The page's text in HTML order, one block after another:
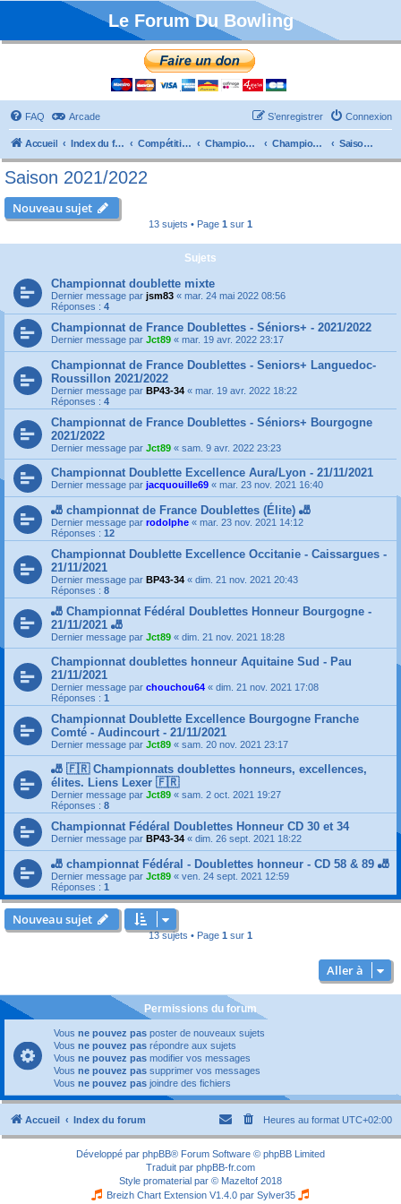
Le Forum Du Bowling
FAQ Arcade Connexion
S’enregistrer
Accueil Index du forum Compétitions Championnats de France Championnat Doublettes Saison 2021/2022
Saison 2021/2022
Nouveau sujet
13 sujets • Page 1 sur 1
Sujets
Championnat doublette mixte
Dernier message par jsm83 « mar. 24 mai 2022 08:56
Réponses : 4
Championnat de France Doublettes - Séniors+ - 2021/2022
Dernier message par Jct89 « mar. 19 avr. 2022 23:17
Championnat de France Doublettes - Seniors+ Languedoc-
Roussillon 2021/2022
Dernier message par BP43-34 « mar. 19 avr. 2022 18:22
Réponses : 4
Championnat de France Doublettes - Séniors+ Bourgogne
2021/2022
Dernier message par Jct89 « sam. 9 avr. 2022 23:23
Championnat Doublette Excellence Aura/Lyon - 21/11/2021
Dernier message par jacquouille69 « mar. 23 nov. 2021 16:40
🎳 championnat de France Doublettes (Élite) 🎳
Dernier message par rodolphe « mar. 23 nov. 2021 14:12
Réponses : 12
Championnat Doublette Excellence Occitanie - Caissargues -
21/11/2021
Dernier message par BP43-34 « dim. 21 nov. 2021 20:43
Réponses : 8
🎳 Championnat Fédéral Doublettes Honneur Bourgogne -
21/11/2021 🎳
Dernier message par Jct89 « dim. 21 nov. 2021 18:28
Championnat doublettes honneur Aquitaine Sud - Pau
21/11/2021
Dernier message par chouchou64 « dim. 21 nov. 2021 17:08
Réponses : 1
Championnat Doublette Excellence Bourgogne Franche
Comté - Audincourt - 21/11/2021
Dernier message par Jct89 « sam. 20 nov. 2021 23:17
🎳 🇫🇷 Championnats doublettes honneurs, excellences,
élites. Liens Lexer 🇫🇷
Dernier message par Jct89 « sam. 2 oct. 2021 19:27
Réponses : 8
Championnat Fédéral Doublettes Honneur CD 30 et 34
Dernier message par BP43-34 « dim. 26 sept. 2021 18:22
🎳 championnat Fédéral - Doublettes honneur - CD 58 & 89 🎳
Dernier message par Jct89 « ven. 24 sept. 2021 12:59
Réponses : 1
Nouveau sujet
13 sujets • Page 1 sur 1
Aller à
Permissions du forum
Vous ne pouvez pas poster de nouveaux sujets
Vous ne pouvez pas répondre aux sujets
Vous ne pouvez pas modifier vos messages
Vous ne pouvez pas supprimer vos messages
Vous ne pouvez pas joindre des fichiers
Accueil Index du forum Heures au format UTC+02:00
Développé par phpBB® Forum Software © phpBB Limited
Traduit par phpBB-fr.com
Style promaterial par © Mazeltof 2018
Breizh Chart Extension V1.4.0 par Sylver35